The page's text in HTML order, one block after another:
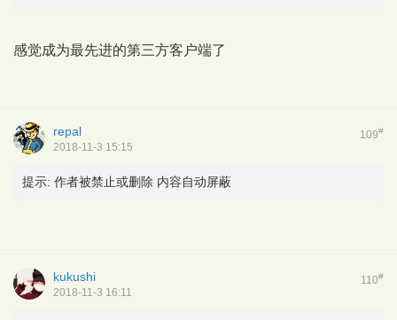
感觉成为最先进的第三方客户端了
109#
repal
2018-11-3 15:15
提示: 作者被禁止或删除 内容自动屏蔽
110#
kukushi
2018-11-3 16:11